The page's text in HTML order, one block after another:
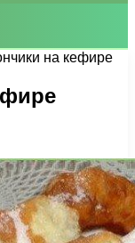
на кефире